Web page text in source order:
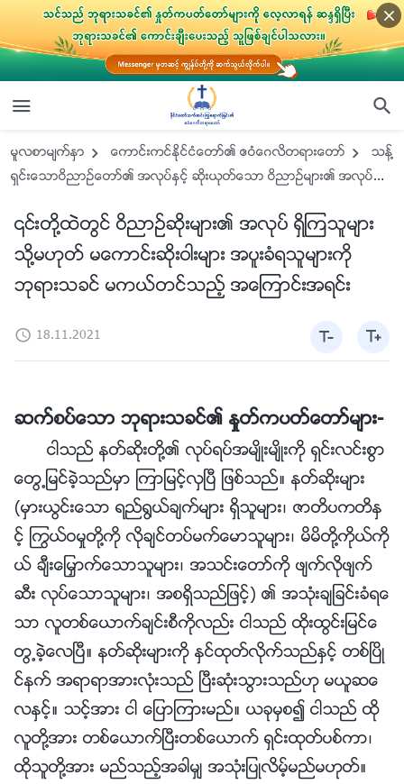
မူလစာမ်က္ႏွာ ေကာင္းကင္ႏိုင္ငံေတာ္၏ ဧဝံေဂလိတရားေတာ္
သန႔္
ရွင္းေသာဝိညာဥ္ေတာ္၏ အလုပ္ႏွင့္ ဆိုးယုတ္ေသာ ဝိညာဥ္မ်ား၏ အလုပ္
၎တို႔ထဲတြင္ ဝိညာဥ္ဆိုးမ်ား၏ အလုပ္ ရွိၾကသူမ်ား
သို႔မဟုတ္ မေကာင္းဆိုးဝါးမ်ား အပူးခံရသူမ်ားကို
ဘုရားသခင္ မကယ္တင္သည့္ အေၾကာင္းအရင္း
18.11.2021
ဆက္စပ္ေသာ ဘုရားသခင္၏ ႏႈတ္ကပတ္ေတာ္မ်ား-
ငါသည္ နတ္ဆိုးတို႔၏ လုပ္ရပ္အမ်ိဳးမ်ိဳးကို ရွင္းလင္းစြာ
ေတြ႕ျမင္ခဲ့သည္မွာ ၾကာျမင့္လွၿပီ ျဖစ္သည္။ နတ္ဆိုးမ်ား
(မွားယြင္းေသာ ရည္႐ြယ္ခ်က္မ်ား ရွိသူမ်ား၊ ဇာတိပကတိႏွ
င့္ ႂကြယ္ဝမႈတို႔ကို လိုခ်င္တပ္မက္ေမာသူမ်ား၊ မိမိတို႔ကိုယ္ကို
ယ္ ခ်ီးေျမႇာက္ေသာသူမ်ား၊ အသင္းေတာ္ကို ဖ်က္လိုဖ်က္
ဆီး လုပ္ေသာသူမ်ား၊ အစရွိသည္ျဖင့္) ၏ အသုံးခ်ျခင္းခံရေ
သာ လူတစ္ေယာက္ခ်င္းစီကိုလည္း ငါသည္ ထိုးထြင္းျမင္ေ
တြ႕ခဲ့ေလၿပီ။ နတ္ဆိုးမ်ားကို ႏွင္ထုတ္လိုက္သည္ႏွင့္ တစ္ၿပိဳ
င္နက္ အရာရာအားလုံးသည္ ၿပီးဆုံးသြားသည္ဟု မယူဆေ
လႏွင့္။ သင့္အား ငါ ေျပာၾကားမည္။ ယခုမွစ၍ ငါသည္ ထို
လူတို႔အား တစ္ေယာက္ၿပီးတစ္ေယာက္ ရွင္းထုတ္ပစ္ကာ၊
ထိုသူတို႔အား မည္သည့္အခါမွ် အသုံးျပဳလိမ့္မည္မဟုတ္။